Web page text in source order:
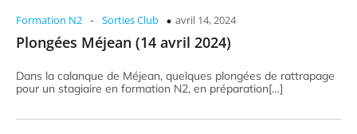
Formation N2 - Sorties Club avril 14, 2024
Plongées Méjean (14 avril 2024)
Dans la calanque de Méjean, quelques plongées de rattrapage
pour un stagiaire en formation N2, en préparation[…]